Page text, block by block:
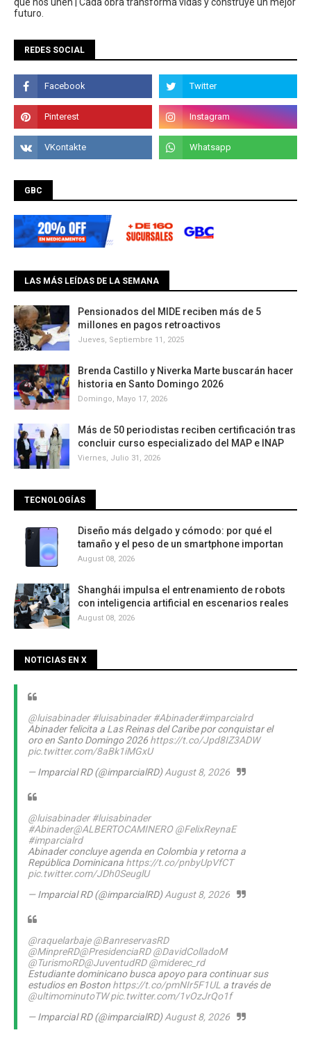
futuro.
REDES SOCIAL
GBC
LAS MÁS LEÍDAS DE LA SEMANA
Pensionados del MIDE reciben más de 5
millones en pagos retroactivos
Jueves, Septiembre 11, 2025
Brenda Castillo y Niverka Marte buscarán hacer
historia en Santo Domingo 2026
Domingo, Mayo 17, 2026
Más de 50 periodistas reciben certificación tras
concluir curso especializado del MAP e INAP
Viernes, Julio 31, 2026
TECNOLOGÍAS
Diseño más delgado y cómodo: por qué el
tamaño y el peso de un smartphone importan
August 08, 2026
Shanghái impulsa el entrenamiento de robots
con inteligencia artificial en escenarios reales
August 08, 2026
NOTICIAS EN X
@luisabinader #luisabinader #Abinader#imparcialrd
Abinader felicita a Las Reinas del Caribe por conquistar el
oro en Santo Domingo 2026 https://t.co/Jpd8IZ3ADW
pic.twitter.com/8aBk1iMGxU
— Imparcial RD (@imparcialRD)August 8, 2026
@luisabinader #luisabinader
#Abinader@ALBERTOCAMINERO @FelixReynaE
#imparcialrd
Abinader concluye agenda en Colombia y retorna a
República Dominicana https://t.co/pnbyUpVfCT
pic.twitter.com/JDh0SeuglU
— Imparcial RD (@imparcialRD)August 8, 2026
@raquelarbaje @BanreservasRD
@MinpreRD@PresidenciaRD @DavidColladoM
@TurismoRD@JuventudRD @miderec_rd
Estudiante dominicano busca apoyo para continuar sus
estudios en Boston https://t.co/pmNIr5F1UL a través de
@ultimominutoTW pic.twitter.com/1vOzJrQo1f
— Imparcial RD (@imparcialRD)August 8, 2026